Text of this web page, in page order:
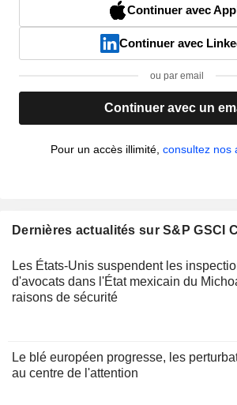
Continuer avec
Continuer avec
ou par email
Continuer avec un
Pour un accès illimité, consultez nos
Dernières actualités sur S&P GSCI
Les États-Unis suspendent les
d'avocats dans l'État mexicain du
raisons de sécurité
Le blé européen progresse, les
au centre de l'attention